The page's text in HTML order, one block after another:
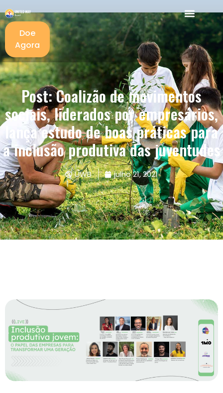
Doe
Agora
Post: Coalizão de movimentos
sociais, liderados por empresários,
lança estudo de boas práticas para
a inclusão produtiva das juventudes
UWB julho 21, 2021